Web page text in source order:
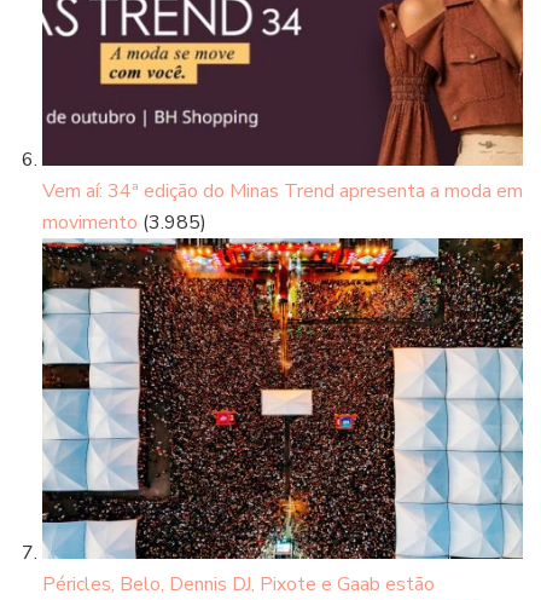
Vem aí: 34ª edição do Minas Trend apresenta a moda em
movimento (3.985)
Péricles, Belo, Dennis DJ, Pixote e Gaab estão